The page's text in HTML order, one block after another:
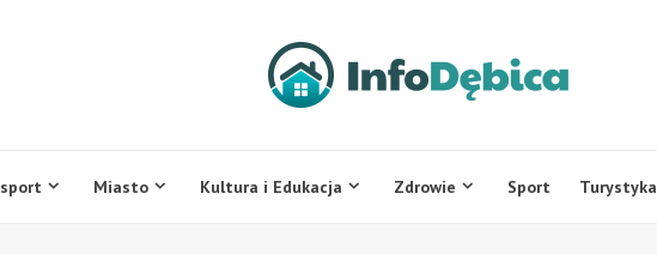
Miasto Kultura i Edukacja Zdrowie Sport Turystyka